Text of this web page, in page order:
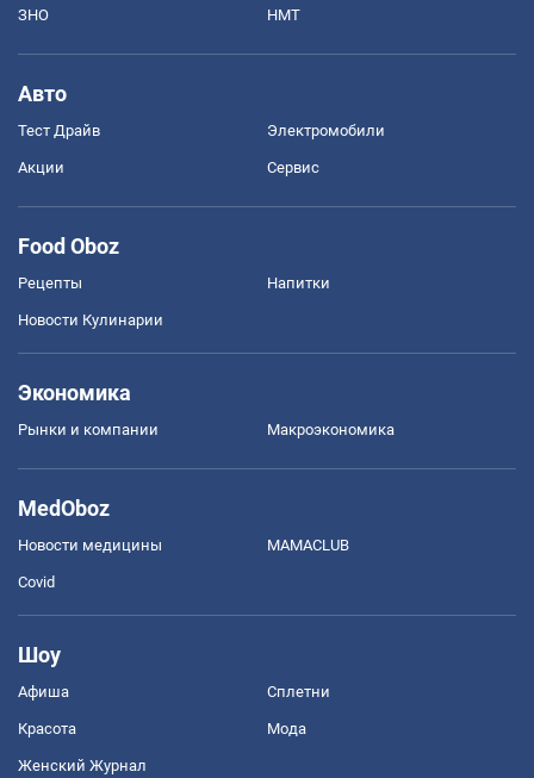
ЗНО НМТ
Авто
Тест Драйв Электромобили
Акции Сервис
Food Oboz
Рецепты Напитки
Новости Кулинарии
Экономика
Рынки и компании Mакроэкономика
MedOboz
Новости медицины MAMACLUB
Covid
Шоу
Афиша Сплетни
Красота Мода
Женский Журнал